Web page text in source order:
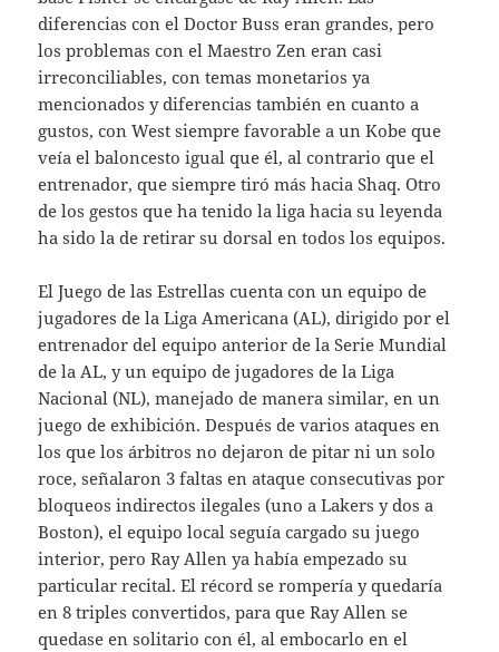
diferencias con el Doctor Buss eran grandes, pero
los problemas con el Maestro Zen eran casi
irreconciliables, con temas monetarios ya
mencionados y diferencias también en cuanto a
gustos, con West siempre favorable a un Kobe que
veía el baloncesto igual que él, al contrario que el
entrenador, que siempre tiró más hacia Shaq. Otro
de los gestos que ha tenido la liga hacia su leyenda
ha sido la de retirar su dorsal en todos los equipos.
El Juego de las Estrellas cuenta con un equipo de
jugadores de la Liga Americana (AL), dirigido por el
entrenador del equipo anterior de la Serie Mundial
de la AL, y un equipo de jugadores de la Liga
Nacional (NL), manejado de manera similar, en un
juego de exhibición. Después de varios ataques en
los que los árbitros no dejaron de pitar ni un solo
roce, señalaron 3 faltas en ataque consecutivas por
bloqueos indirectos ilegales (uno a Lakers y dos a
Boston), el equipo local seguía cargado su juego
interior, pero Ray Allen ya había empezado su
particular recital. El récord se rompería y quedaría
en 8 triples convertidos, para que Ray Allen se
quedase en solitario con él, al embocarlo en el